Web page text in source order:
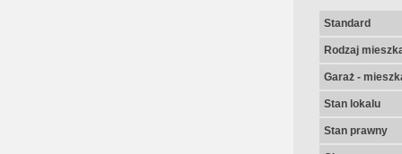
Standard
Rodzaj
Garaż -
Stan lokalu
Stan prawny